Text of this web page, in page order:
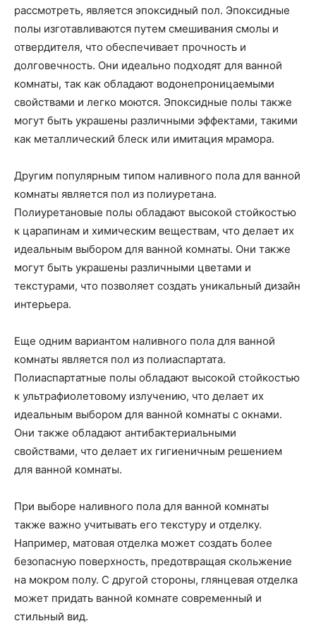
рассмотреть, является эпоксидный пол. Эпоксидные
полы изготавливаются путем смешивания смолы и
отвердителя, что обеспечивает прочность и
долговечность. Они идеально подходят для ванной
комнаты, так как обладают водонепроницаемыми
свойствами и легко моются. Эпоксидные полы также
могут быть украшены различными эффектами, такими
как металлический блеск или имитация мрамора.
Другим популярным типом наливного пола для ванной
комнаты является пол из полиуретана.
Полиуретановые полы обладают высокой стойкостью
к царапинам и химическим веществам, что делает их
идеальным выбором для ванной комнаты. Они также
могут быть украшены различными цветами и
текстурами, что позволяет создать уникальный дизайн
интерьера.
Еще одним вариантом наливного пола для ванной
комнаты является пол из полиаспартата.
Полиаспартатные полы обладают высокой стойкостью
к ультрафиолетовому излучению, что делает их
идеальным выбором для ванной комнаты с окнами.
Они также обладают антибактериальными
свойствами, что делает их гигиеничным решением
для ванной комнаты.
При выборе наливного пола для ванной комнаты
также важно учитывать его текстуру и отделку.
Например, матовая отделка может создать более
безопасную поверхность, предотвращая скольжение
на мокром полу. С другой стороны, глянцевая отделка
может придать ванной комнате современный и
стильный вид.